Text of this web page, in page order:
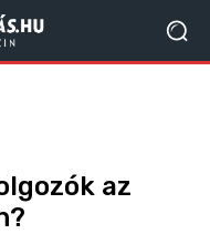
az